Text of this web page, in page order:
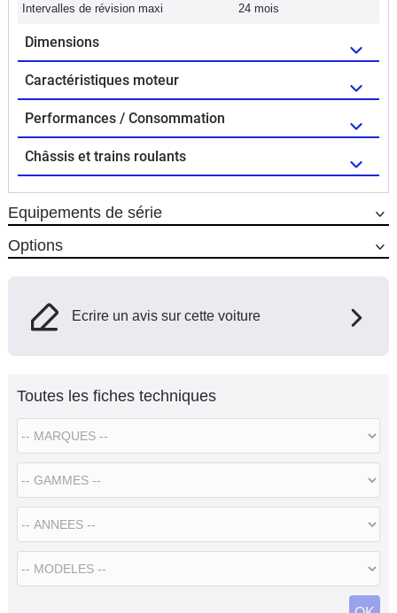
Intervalles de révision maxi 24 mois
Dimensions
Caractéristiques moteur
Performances / Consommation
Châssis et trains roulants
Equipements de série
Options
Ecrire un avis sur cette voiture
Toutes les fiches techniques